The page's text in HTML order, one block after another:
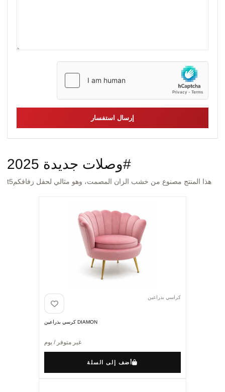
إرسال استفسار
#وصلات جديدة 2025
هذا المنتج مصنوع من خشب الزان المصمت، وهو مثالي لحفل زفافكمt5
كراسي بذراعين
DIAMON كرسي بذراعين
غير متوفر / يوم
أضف إلى السلة